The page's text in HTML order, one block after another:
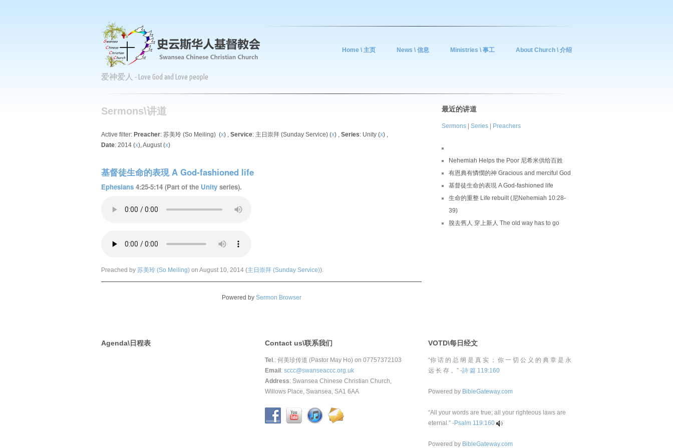
爱神爱人 - Love God and Love people
Home \ 主页 News \ 信息 Ministries \ 事工 About Church \ 介绍
Sermons\讲道
Active filter: Preacher: 苏美玲 (So Meiling) (x) , Service: 主日崇拜 (Sunday Service) (x) , Series: Unity (x) ,
Date: 2014 (x), August (x)
基督徒生命的表現 A God-fashioned life
Ephesians 4:25-5:14 (Part of the Unity series).
Preached by 苏美玲 (So Meiling) on August 10, 2014 (主日崇拜 (Sunday Service)).
Powered by Sermon Browser
最近的讲道
Sermons Series Preachers
Nehemiah Helps the Poor 尼希米供给百姓
有恩典有憐憫的神 Gracious and merciful God
基督徒生命的表現 A God-fashioned life
生命的重整 Life rebuilt (尼Nehemiah 10:28-
39)
脫去舊人 穿上新人 The old way has to go
Agenda\日程表 Contact us\联系我们
Tel .: 何美珍传道 (Pastor May Ho) on 07757372103
Email : sccc@swanseaccc.org.uk
Address: Swansea Chinese Christian Church,
Willows Place, Swansea, SA1 6AA
VOTD\每日经文
“你 话 的 总 纲 是 真 实 ； 你 一 切 公 义 的 典 章 是 永
远 长 存 。” -詩 篇 119:160
Powered by BibleGateway.com
“All your words are true; all your righteous laws are
eternal.” -Psalm 119:160
Powered by BibleGateway.com